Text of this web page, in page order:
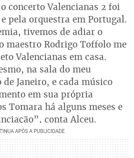
concerto Valencianas 2 foi
pela orquestra em Portugal.
tivemos de adiar o
maestro Rodrigo Toffolo me
Valencianas em casa.
na sala do meu
Janeiro, e cada músico
em sua própria
Tomara há alguns meses e
conta Alceu.